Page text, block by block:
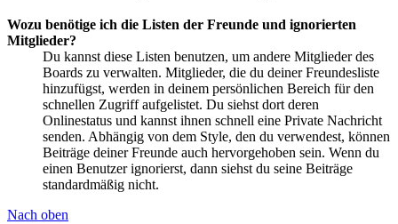
Wozu benötige ich die Listen der Freunde und ignorierten
Mitglieder?
Du kannst diese Listen benutzen, um andere Mitglieder des
Boards zu verwalten. Mitglieder, die du deiner Freundesliste
hinzufügst, werden in deinem persönlichen Bereich für den
schnellen Zugriff aufgelistet. Du siehst dort deren
Onlinestatus und kannst ihnen schnell eine Private Nachricht
senden. Abhängig von dem Style, den du verwendest, können
Beiträge deiner Freunde auch hervorgehoben sein. Wenn du
einen Benutzer ignorierst, dann siehst du seine Beiträge
standardmäßig nicht.
Nach oben